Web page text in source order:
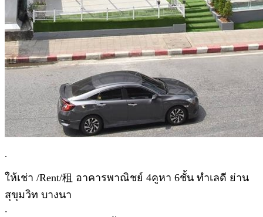
.
ให้เช่า /Rent/租 อาคารพาณิชย์ 4คูหา 6ชั้น ทำเลดี ย่าน
สุขุมวิท บางนา
.